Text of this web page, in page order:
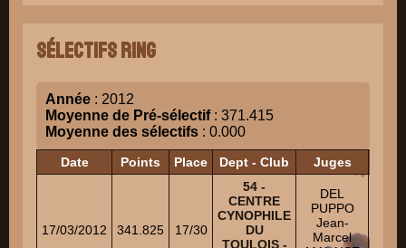
Sélectifs Ring
Année : 2012
Moyenne de Pré-sélectif: 371.415
Moyenne des sélectifs : 0.000
Date Points Place Dept - Club Juges
17/03/2012 341.825 17/30
54 -
CENTRE
CYNOPHILE
DU
TOULOIS -
DEL
PUPPO
Jean-
Marcel